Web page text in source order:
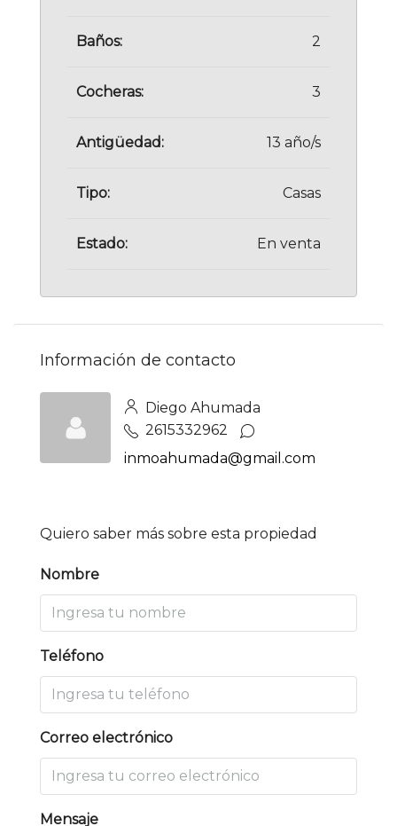
Baños: 2
Cocheras: 3
Antigüedad: 13 año/s
Tipo: Casas
Estado: En venta
Información de contacto
Diego Ahumada
2615332962
inmoahumada@gmail.com
Quiero saber más sobre esta propiedad
Nombre
Teléfono
Correo electrónico
Mensaje